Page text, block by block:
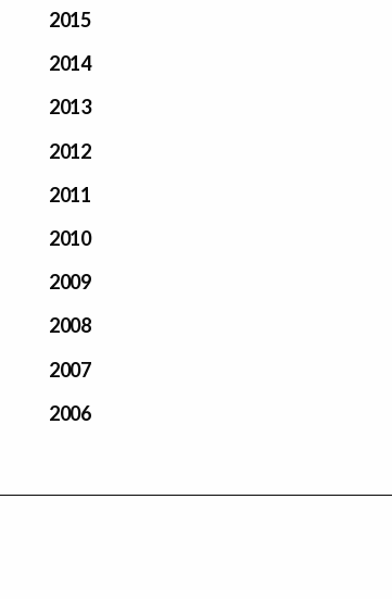
2015
2014
2013
2012
2011
2010
2009
2008
2007
2006